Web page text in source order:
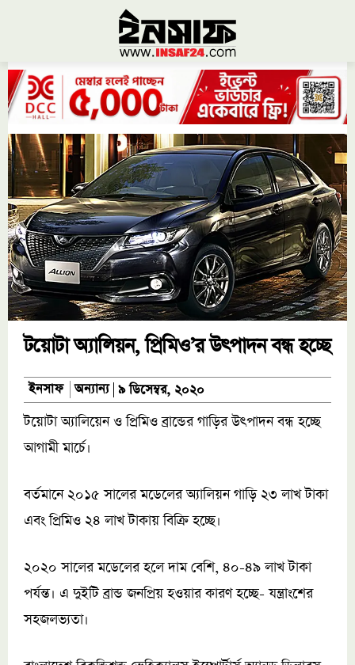
টয়োটা অ্যালিয়ন, প্রিমিও’র উৎপাদন বন্ধ হচ্ছে
ইনসাফ অন্যান্য ৯ ডিসেম্বর, ২০২০
টয়োটা অ্যালিয়েন ও প্রিমিও ব্রান্ডের গাড়ির উৎপাদন বন্ধ হচ্ছে
আগামী মার্চে।
বর্তমানে ২০১৫ সালের মডেলের অ্যালিয়ন গাড়ি ২৩ লাখ টাকা
এবং প্রিমিও ২৪ লাখ টাকায় বিক্রি হচ্ছে।
২০২০ সালের মডেলের হলে দাম বেশি, ৪০-৪৯ লাখ টাকা
পর্যন্ত। এ দুইটি ব্রান্ড জনপ্রিয় হওয়ার কারণ হচ্ছে- যন্ত্রাংশের
সহজলভ্যতা।